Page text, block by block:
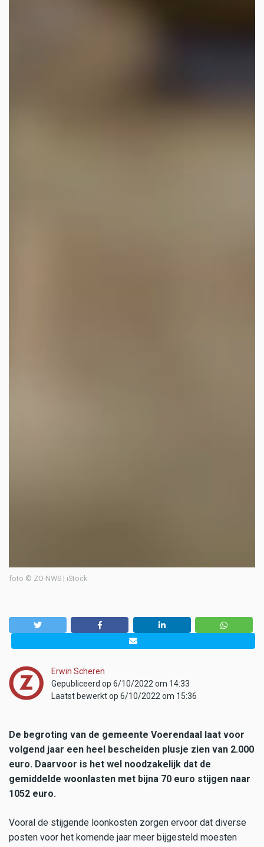
foto © ZO-NWS | iStock
Erwin Scheren
Gepubliceerd op 6/10/2022 om 14:33
Laatst bewerkt op 6/10/2022 om 15:36
De begroting van de gemeente Voerendaal laat voor
volgend jaar een heel bescheiden plusje zien van 2.000
euro. Daarvoor is het wel noodzakelijk dat de
gemiddelde woonlasten met bijna 70 euro stijgen naar
1052 euro.
Vooral de stijgende loonkosten zorgen ervoor dat diverse
posten voor het komende jaar meer bijgesteld moesten